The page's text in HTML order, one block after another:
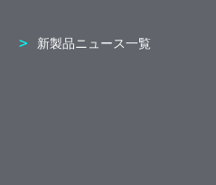
新製品ニュース一覧